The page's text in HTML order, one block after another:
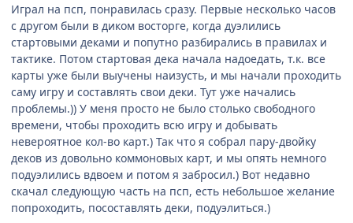
Играл на псп, понравилась сразу. Первые несколько часов
с другом были в диком восторге, когда дуэлились
стартовыми деками и попутно разбирались в правилах и
тактике. Потом стартовая дека начала надоедать, т.к. все
карты уже были выучены наизусть, и мы начали проходить
саму игру и составлять свои деки. Тут уже начались
проблемы.)) У меня просто не было столько свободного
времени, чтобы проходить всю игру и добывать
невероятное кол-во карт.) Так что я собрал пару-двойку
деков из довольно коммоновых карт, и мы опять немного
подуэлились вдвоем и потом я забросил.) Вот недавно
скачал следующую часть на псп, есть небольшое желание
попроходить, посоставлять деки, подуэлиться.)